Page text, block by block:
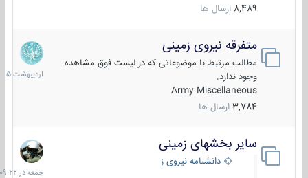
8,489 ارسال ها
متفرقه نیروی زمینی
مطالب مرتبط با موضوعاتی که در لیست فوق مشاهده
وجود ندارد.
Army Miscellaneous
3,784 ارسال ها
27
1405
سایر بخشهای زمینی
دانشنامه نیروی زمینی
جمعه
در
09:22